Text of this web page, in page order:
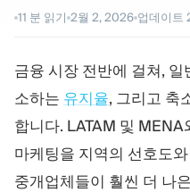
11 분 읽기 2월 2, 2026 업데이트
금융 시장 전반에 걸쳐,
소하는 유지율, 그리고 축
합니다. LATAM 및
마케팅을 지역의 선호도
중개업체들이 훨씬 더 나
트레이딩 플랫폼
리소스
마케팅 가이드
블로그